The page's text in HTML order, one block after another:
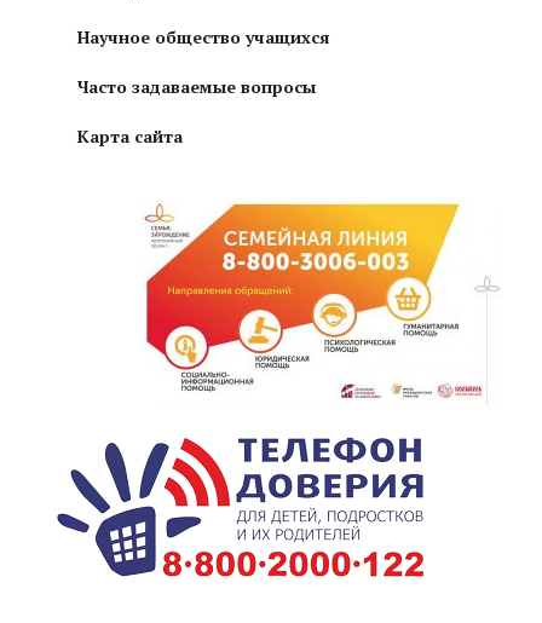
Научное общество учащихся
Часто задаваемые вопросы
Карта сайта